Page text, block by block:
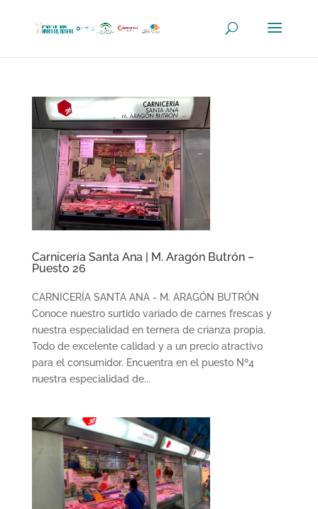
Carnicería Santa Ana | M. Aragón Butrón –
Puesto 26
CARNICERÍA SANTA ANA - M. ARAGÓN BUTRÓN
Conoce nuestro surtido variado de carnes frescas y
nuestra especialidad en ternera de crianza propia.
Todo de excelente calidad y a un precio atractivo
para el consumidor. Encuentra en el puesto Nº4
nuestra especialidad de...